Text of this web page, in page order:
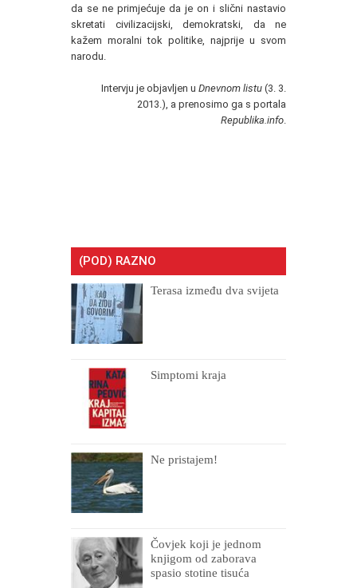
da se ne primjećuje da je on i slični nastavio
skretati civilizacijski, demokratski, da ne
kažem moralni tok politike, najprije u svom
narodu.
Intervju je objavljen u Dnevnom listu (3. 3.
2013.), a prenosimo ga s portala
Republika.info
(POD) RAZNO
Terasa između dva svijeta
Simptomi kraja
Ne pristajem!
Čovjek koji je jednom
knjigom od zaborava
spasio stotine tisuća